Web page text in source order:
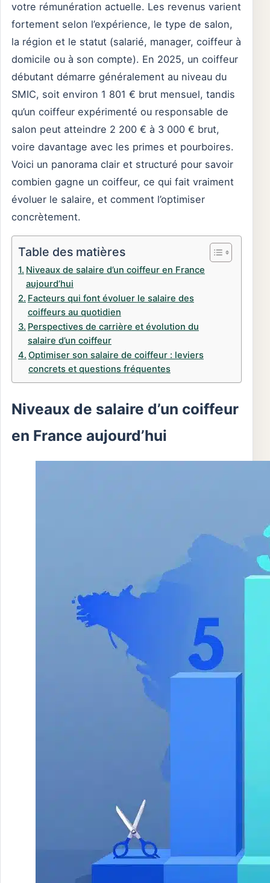
votre rémunération actuelle. Les revenus varient
fortement selon l’expérience, le type de salon,
la région et le statut (salarié, manager, coiffeur à
domicile ou à son compte). En 2025, un coiffeur
débutant démarre généralement au niveau du
SMIC, soit environ 1 801 € brut mensuel, tandis
qu’un coiffeur expérimenté ou responsable de
salon peut atteindre 2 200 € à 3 000 € brut,
voire davantage avec les primes et pourboires.
Voici un panorama clair et structuré pour savoir
combien gagne un coiffeur, ce qui fait vraiment
évoluer le salaire, et comment l’optimiser
concrètement.
Table des matières
Niveaux de salaire d’un coiffeur en France
aujourd’hui
Facteurs qui font évoluer le salaire des
coiffeurs au quotidien
Perspectives de carrière et évolution du
salaire d’un coiffeur
Optimiser son salaire de coiffeur : leviers
concrets et questions fréquentes
Niveaux de salaire d’un coiffeur
en France aujourd’hui